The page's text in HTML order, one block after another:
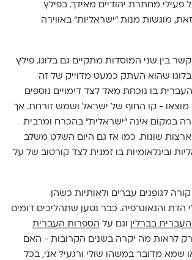
פעילי מחתרת יהודיים מאידך. בפילץ
מוגשות מנות ״ישראליות״ באווירה
בין שני המוסדות מתקיים גם בלוגו. פילץ
שהוא העתק כמעט מדוייק של זה
בו נוכחת מאד לצד דימויים נוספים
- קו החוף של ישראל ושמש זורחת. אך
במקום אינה ״ישראלית״ בהכרח ומרבית
שונות. כמו אז גם היום השלט משלב
ובינלאומיות בו זמנית לצד קורטוב של על
לגופנים עברים ולאותיות כשהן
והגאוגרפיה. כבר נטען שתהליכים דומים
בברלין וגם על הספרות העברית
רק לראות מה יקרה בשנים הקרובות - האם
שמא מדובר במשהו שולי ורגעי? אני, בכל